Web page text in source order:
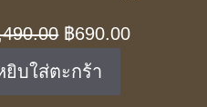
Original
price
was:
฿690.00Current
ยิบใส่ตะกร้า